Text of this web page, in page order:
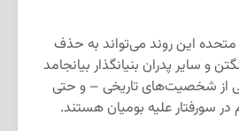
متحده این روند می‌تواند به حذف
و سایر پدران بنیانگذار بیانجامد
از شخصیت‌های تاریخی – و حتی
سورفتار علیه بومیان هستند.